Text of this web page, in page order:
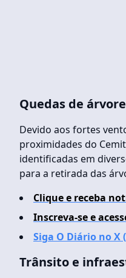
Quedas de
Devido aos fortes
proximidades do
identificadas em
para a retirada das
Clique e receba
Inscreva-se e
Siga O Diário no
Trânsito e